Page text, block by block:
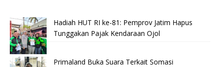
Hadiah HUT RI ke-81: Pemprov Jatim Hapus
Tunggakan Pajak Kendaraan Ojol
Primaland Buka Suara Terkait Somasi